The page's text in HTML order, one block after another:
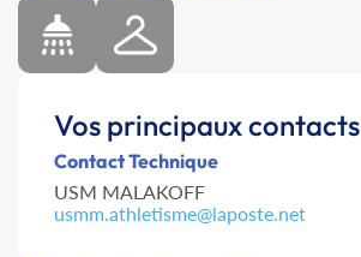
Vos principaux contacts
Contact Technique
USM MALAKOFF
usmm.athletisme@laposte.net